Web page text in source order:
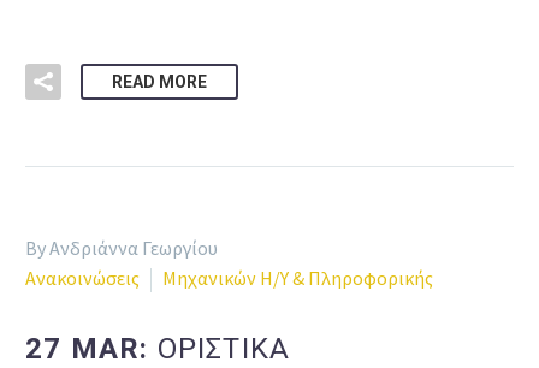
READ MORE
By Ανδριάννα Γεωργίου
Ανακοινώσεις
Μηχανικών Η/Υ & Πληροφορικής
27 MAR: ΟΡΙΣΤΙΚΑ